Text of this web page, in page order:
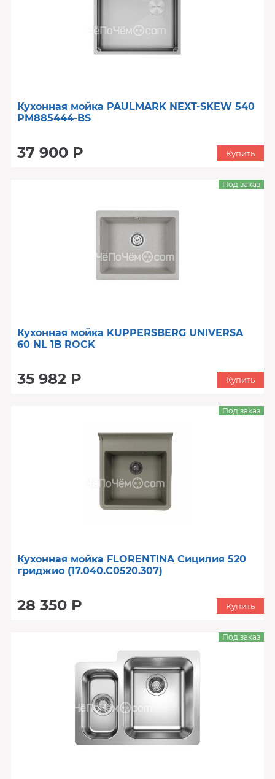
Кухонная мойка PAULMARK NEXT-SKEW 540
PM885444-BS
37 900 Р Купить
Кухонная мойка KUPPERSBERG UNIVERSA
60 NL 1B ROCK
35 982 Р
Под заказ
Купить
Кухонная мойка FLORENTINA Сицилия 520
гриджио (17.040.C0520.307)
28 350 Р
Под заказ
Купить
Под заказ